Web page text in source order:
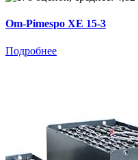
Om-Pimespo XE 15-3
Подробнее